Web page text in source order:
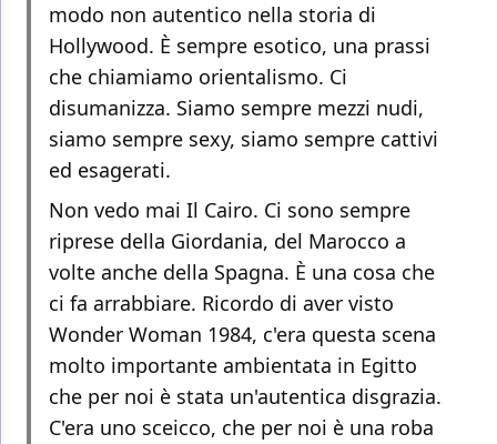
modo non autentico nella storia di
Hollywood. È sempre esotico, una prassi
che chiamiamo orientalismo. Ci
disumanizza. Siamo sempre mezzi nudi,
siamo sempre sexy, siamo sempre cattivi
ed esagerati.
Non vedo mai Il Cairo. Ci sono sempre
riprese della Giordania, del Marocco a
volte anche della Spagna. È una cosa che
ci fa arrabbiare. Ricordo di aver visto
Wonder Woman 1984, c'era questa scena
molto importante ambientata in Egitto
che per noi è stata un'autentica disgrazia.
C'era uno sceicco, che per noi è una roba